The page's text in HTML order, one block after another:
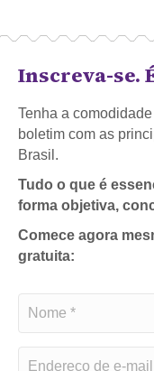
Inscreva-se.
Tenha a
boletim com as
Brasil.
Tudo o que é
forma objetiva,
Comece agora
gratuita: